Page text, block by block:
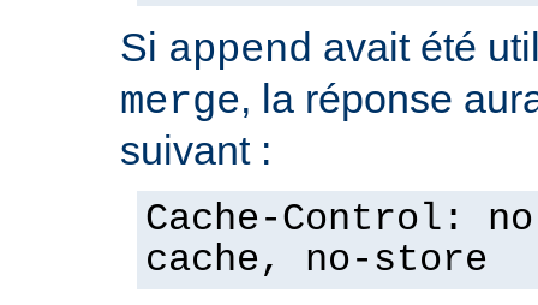
Si append avait été
merge, la réponse
suivant :
Cache-Control:
cache, no-store